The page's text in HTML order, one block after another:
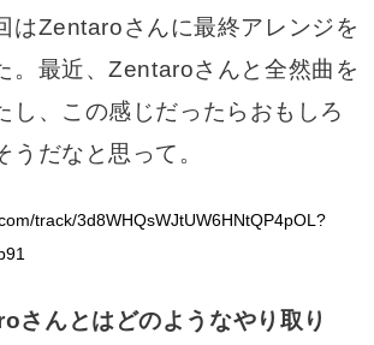
はZentaroさんに最終アレンジを
。最近、Zentaroさんと全然曲を
し、この感じだったらおもしろ
うだなと思って。
track/3d8WHQsWJtUW6HNtQP4pOL?
さんとはどのようなやり取り